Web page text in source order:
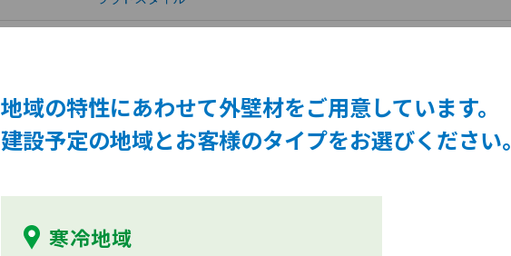
地域の特性にあわせて外壁材をご用意しています。
建設予定の地域とお客様のタイプをお選びください。
寒冷地域
外壁材
モエンエクセラード16 オペリア60シリーズ
ヘリンウッド
/シュレベール
モエンエクセラード16 Fu-ge60
外壁材
ルビドフラット ストラ